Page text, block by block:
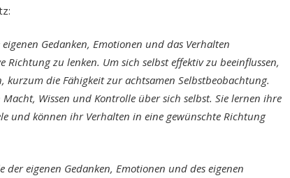
Gedanken, Emotionen und das Verhalten
zu lenken. Um sich selbst effektiv zu beeinflussen,
kurzum die Fähigkeit zur achtsamen Selbstbeobachtung.
Wissen und Kontrolle über sich selbst. Sie lernen ihre
und können ihr Verhalten in eine gewünschte Richtung
eigenen Gedanken, Emotionen und des eigenen